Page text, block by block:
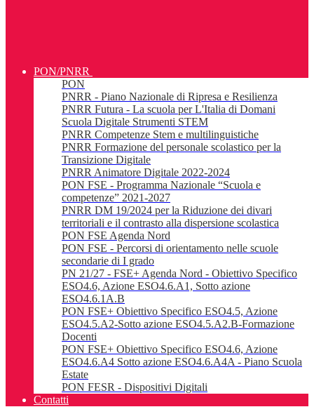
PON/PNRR
PON
PNRR - Piano Nazionale di Ripresa e Resilienza
PNRR Futura - La scuola per L'Italia di Domani
Scuola Digitale Strumenti STEM
PNRR Competenze Stem e multilinguistiche
PNRR Formazione del personale scolastico per la
Transizione Digitale
PNRR Animatore Digitale 2022-2024
PON FSE - Programma Nazionale “Scuola e
competenze” 2021-2027
PNRR DM 19/2024 per la Riduzione dei divari
territoriali e il contrasto alla dispersione scolastica
PON FSE Agenda Nord
PON FSE - Percorsi di orientamento nelle scuole
secondarie di I grado
PN 21/27 - FSE+ Agenda Nord - Obiettivo Specifico
ESO4.6, Azione ESO4.6.A1, Sotto azione
ESO4.6.1A.B
PON FSE+ Obiettivo Specifico ESO4.5, Azione
ESO4.5.A2-Sotto azione ESO4.5.A2.B-Formazione
Docenti
PON FSE+ Obiettivo Specifico ESO4.6, Azione
ESO4.6.A4 Sotto azione ESO4.6.A4A - Piano Scuola
Estate
PON FESR - Dispositivi Digitali
Contatti